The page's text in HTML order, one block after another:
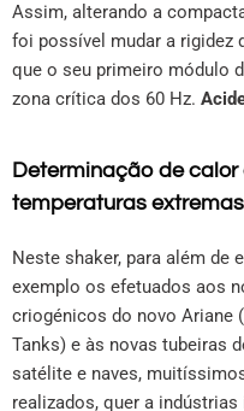
Assim, alterando a
foi possível mudar a rigidez
que o seu primeiro módulo
zona crítica dos 60 Hz.
Determinação de
temperaturas extremas
Neste shaker, para além de
exemplo os efetuados aos
criogénicos do novo Ariane
Tanks) e às novas tubeiras
satélite e naves,
realizados, quer a